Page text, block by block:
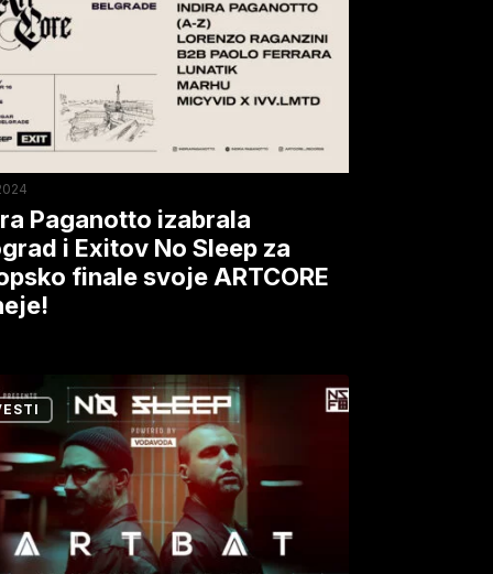
Paganotto izabrala
i Exitov No Sleep za
finale svoje ARTCORE